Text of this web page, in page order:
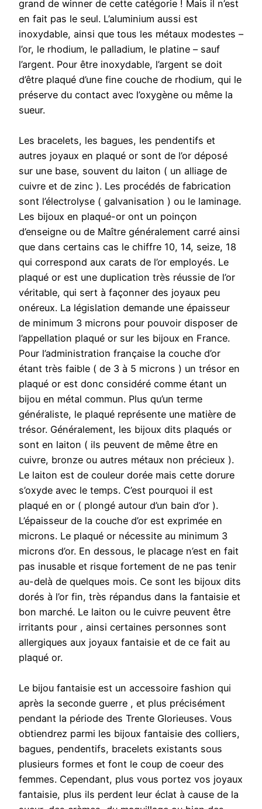
grand de winner de cette catégorie ! Mais il n’est
en fait pas le seul. L’aluminium aussi est
inoxydable, ainsi que tous les métaux modestes –
l’or, le rhodium, le palladium, le platine – sauf
l’argent. Pour être inoxydable, l’argent se doit
d’être plaqué d’une fine couche de rhodium, qui le
préserve du contact avec l’oxygène ou même la
sueur.
Les bracelets, les bagues, les pendentifs et
autres joyaux en plaqué or sont de l’or déposé
sur une base, souvent du laiton ( un alliage de
cuivre et de zinc ). Les procédés de fabrication
sont l’électrolyse ( galvanisation ) ou le laminage.
Les bijoux en plaqué-or ont un poinçon
d’enseigne ou de Maître généralement carré ainsi
que dans certains cas le chiffre 10, 14, seize, 18
qui correspond aux carats de l’or employés. Le
plaqué or est une duplication très réussie de l’or
véritable, qui sert à façonner des joyaux peu
onéreux. La législation demande une épaisseur
de minimum 3 microns pour pouvoir disposer de
l’appellation plaqué or sur les bijoux en France.
Pour l’administration française la couche d’or
étant très faible ( de 3 à 5 microns ) un trésor en
plaqué or est donc considéré comme étant un
bijou en métal commun. Plus qu’un terme
généraliste, le plaqué représente une matière de
trésor. Généralement, les bijoux dits plaqués or
sont en laiton ( ils peuvent de même être en
cuivre, bronze ou autres métaux non précieux ).
Le laiton est de couleur dorée mais cette dorure
s’oxyde avec le temps. C’est pourquoi il est
plaqué en or ( plongé autour d’un bain d’or ).
L’épaisseur de la couche d’or est exprimée en
microns. Le plaqué or nécessite au minimum 3
microns d’or. En dessous, le placage n’est en fait
pas inusable et risque fortement de ne pas tenir
au-delà de quelques mois. Ce sont les bijoux dits
dorés à l’or fin, très répandus dans la fantaisie et
bon marché. Le laiton ou le cuivre peuvent être
irritants pour , ainsi certaines personnes sont
allergiques aux joyaux fantaisie et de ce fait au
plaqué or.
Le bijou fantaisie est un accessoire fashion qui
après la seconde guerre , et plus précisément
pendant la période des Trente Glorieuses. Vous
obtiendrez parmi les bijoux fantaisie des colliers,
bagues, pendentifs, bracelets existants sous
plusieurs formes et font le coup de coeur des
femmes. Cependant, plus vous portez vos joyaux
fantaisie, plus ils perdent leur éclat à cause de la